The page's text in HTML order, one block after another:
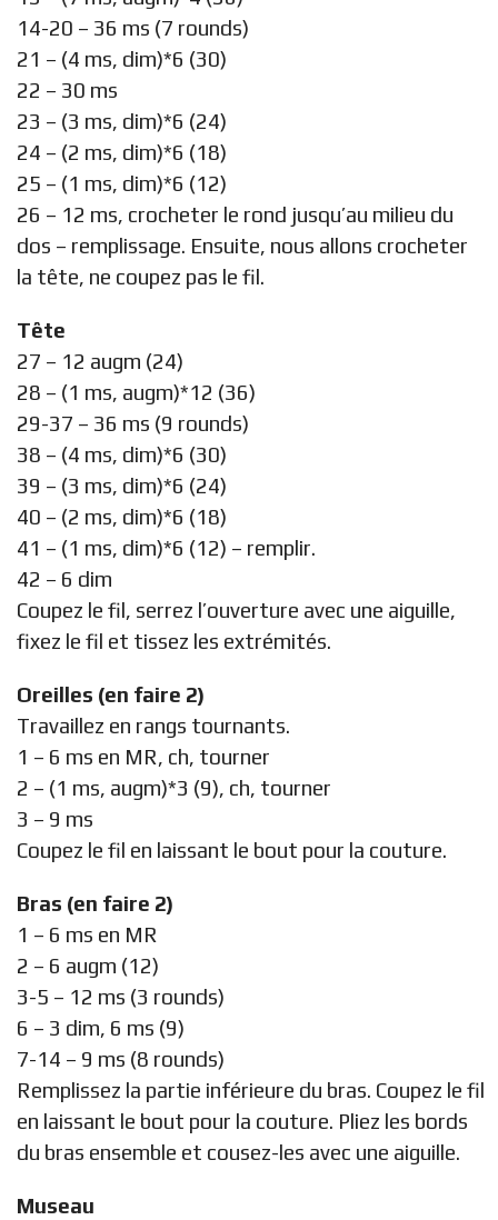
14-20 – 36 ms (7 rounds)
21 – (4 ms, dim)*6 (30)
22 – 30 ms
23 – (3 ms, dim)*6 (24)
24 – (2 ms, dim)*6 (18)
25 – (1 ms, dim)*6 (12)
26 – 12 ms, crocheter le rond jusqu’au milieu du
dos – remplissage. Ensuite, nous allons crocheter
la tête, ne coupez pas le fil.
Tête
27 – 12 augm (24)
28 – (1 ms, augm)*12 (36)
29-37 – 36 ms (9 rounds)
38 – (4 ms, dim)*6 (30)
39 – (3 ms, dim)*6 (24)
40 – (2 ms, dim)*6 (18)
41 – (1 ms, dim)*6 (12) – remplir.
42 – 6 dim
Coupez le fil, serrez l’ouverture avec une aiguille,
fixez le fil et tissez les extrémités.
Oreilles (en faire 2)
Travaillez en rangs tournants.
1 – 6 ms en MR, ch, tourner
2 – (1 ms, augm)*3 (9), ch, tourner
3 – 9 ms
Coupez le fil en laissant le bout pour la couture.
Bras (en faire 2)
1 – 6 ms en MR
2 – 6 augm (12)
3-5 – 12 ms (3 rounds)
6 – 3 dim, 6 ms (9)
7-14 – 9 ms (8 rounds)
Remplissez la partie inférieure du bras. Coupez le fil
en laissant le bout pour la couture. Pliez les bords
du bras ensemble et cousez-les avec une aiguille.
Museau